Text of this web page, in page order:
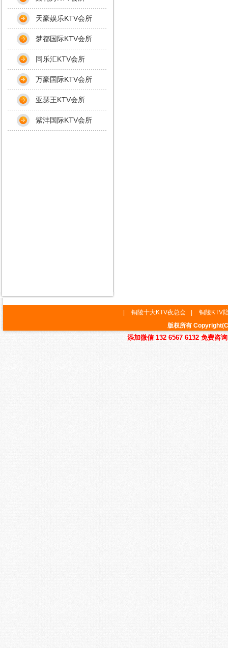
天豪娱乐KTV会所
梦都国际KTV会所
同乐汇KTV会所
万豪国际KTV会所
亚瑟王KTV会所
紫沣国际KTV会所
铜陵十大KTV夜总会
铜陵KTV
版权所有
添加微信 132 6567 6132 免费咨